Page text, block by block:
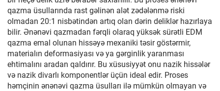
qazma üsullarında rast gəlinən alət zədələnmə riski
olmadan 20:1 nisbətindən artıq olan dərin deliklər hazırlaya
bilir. Ənənəvi qazmadan fərqli olaraq yüksək sürətli EDM
qazma emal olunan hissəyə mexaniki təsir göstərmir,
materialın deformasiyası və ya gərginlik yaranması
ehtimalını aradan qaldırır. Bu xüsusiyyət onu nazik hissələr
və nazik divarlı komponentlər üçün ideal edir. Proses
həmçinin ənənəvi qazma üsulları ilə mümkün olmayan və